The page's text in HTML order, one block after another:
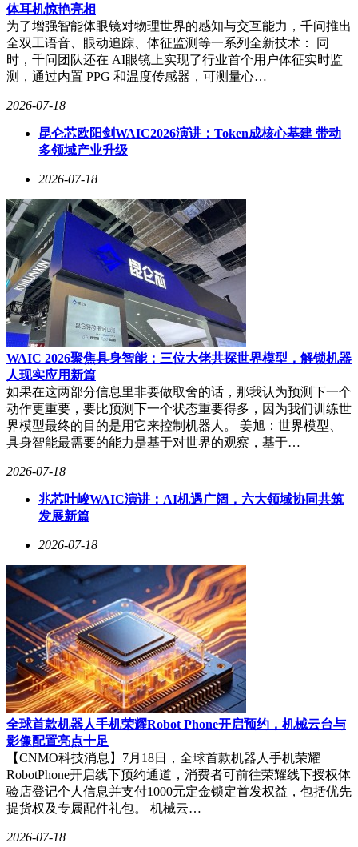
体耳机惊艳亮相
为了增强智能体眼镜对物理世界的感知与交互能力，千问推出
全双工语音、眼动追踪、体征监测等一系列全新技术： 同
时，千问团队还在 AI眼镜上实现了行业首个用户体征实时监
测，通过内置 PPG 和温度传感器，可测量心…
2026-07-18
昆仑芯欧阳剑WAIC2026演讲：Token成核心基建 带动
多领域产业升级
2026-07-18
WAIC 2026聚焦具身智能：三位大佬共探世界模型，解锁机器
人现实应用新篇
如果在这两部分信息里非要做取舍的话，那我认为预测下一个
动作更重要，要比预测下一个状态重要得多，因为我们训练世
界模型最终的目的是用它来控制机器人。 姜旭：世界模型、
具身智能最需要的能力是基于对世界的观察，基于…
2026-07-18
兆芯叶峻WAIC演讲：AI机遇广阔，六大领域协同共筑
发展新篇
2026-07-18
全球首款机器人手机荣耀Robot Phone开启预约，机械云台与
影像配置亮点十足
【CNMO科技消息】7月18日，全球首款机器人手机荣耀
RobotPhone开启线下预约通道，消费者可前往荣耀线下授权体
验店登记个人信息并支付1000元定金锁定首发权益，包括优先
提货权及专属配件礼包。 机械云…
2026-07-18